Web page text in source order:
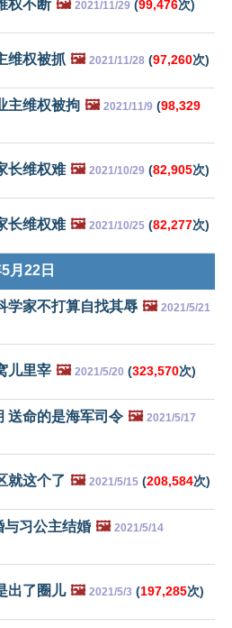
权不断 🖼️ 2021/11/29 (99,476次)
维权被抓 🖼️ 2021/11/28 (97,260次)
主维权被拘 🖼️ 2021/11/9 (98,329
长维权难 🖼️ 2021/10/29 (82,905次)
长维权难 🖼️ 2021/10/25 (82,277次)
月22日
学家不打算自找其辱 🖼️ 2021/5/21
儿里宰 🖼️ 2021/5/20 (323,570次)
送命的是海军司令 🖼️ 2021/5/17
就这个了 🖼️ 2021/5/15 (208,584次)
与习公主结婚 🖼️ 2021/5/14
出了圈儿 🖼️ 2021/5/3 (197,285次)